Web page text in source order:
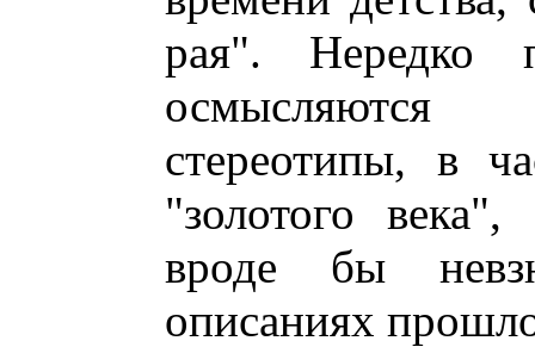
рая". Нередко
осмысляются
стереотипы, в
"золотого
вроде бы
описаниях